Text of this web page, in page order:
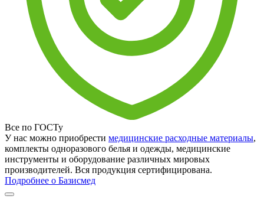
Все по ГОСТу
У нас можно приобрести медицинские расходные материалы,
комплекты одноразового белья и одежды, медицинские
инструменты и оборудование различных мировых
производителей. Вся продукция сертифицирована.
Подробнее о Базисмед